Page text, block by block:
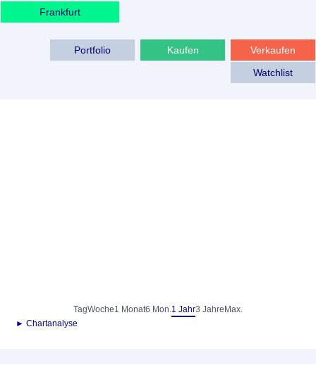
Frankfurt
Verkaufen
Kaufen
Portfolio
Watchlist
TagWoche1 Monat6 Mon.1 Jahr3 Jahre Max.
► Chartanalyse